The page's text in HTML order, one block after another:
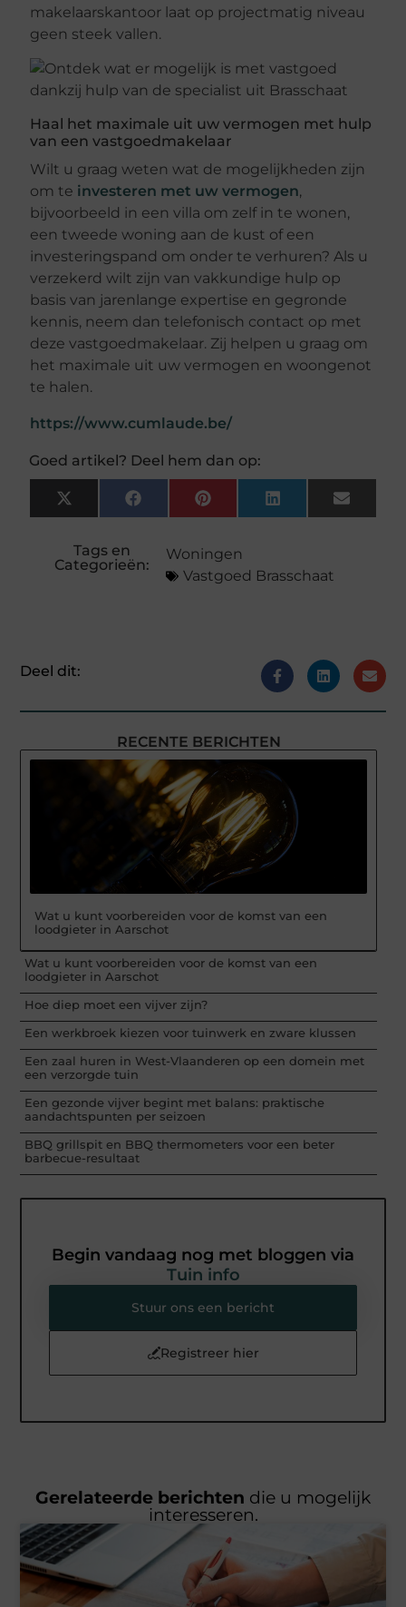
makelaarskantoor laat op projectmatig niveau
geen steek vallen.
Haal het maximale uit uw vermogen met hulp
van een vastgoedmakelaar
Wilt u graag weten wat de mogelijkheden zijn
om te investeren met uw vermogen,
bijvoorbeeld in een villa om zelf in te wonen,
een tweede woning aan de kust of een
investeringspand om onder te verhuren? Als u
verzekerd wilt zijn van vakkundige hulp op
basis van jarenlange expertise en gegronde
kennis, neem dan telefonisch contact op met
deze vastgoedmakelaar. Zij helpen u graag om
het maximale uit uw vermogen en woongenot
te halen.
https://www.cumlaude.be/
Goed artikel? Deel hem dan op:
X
(Twitter)
FacebookPinterestLinkedInEmail
Tags en
Categorieën:
Woningen
Vastgoed Brasschaat
Deel dit:
RECENTE BERICHTEN
Wat u kunt voorbereiden voor de komst van een
loodgieter in Aarschot
Wat u kunt voorbereiden voor de komst van een
loodgieter in Aarschot
Hoe diep moet een vijver zijn?
Een werkbroek kiezen voor tuinwerk en zware klussen
Een zaal huren in West-Vlaanderen op een domein met
een verzorgde tuin
Een gezonde vijver begint met balans: praktische
aandachtspunten per seizoen
BBQ grillspit en BBQ thermometers voor een beter
barbecue-resultaat
Begin vandaag nog met bloggen via
Tuin info
Stuur ons een bericht
Registreer hier
Gerelateerde berichten die u mogelijk
interesseren.